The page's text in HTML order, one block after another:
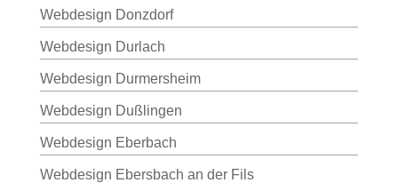
Webdesign Donzdorf
Webdesign Durlach
Webdesign Durmersheim
Webdesign Dußlingen
Webdesign Eberbach
Webdesign Ebersbach an der Fils